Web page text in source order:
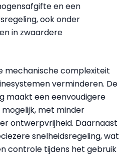
en een
ook onder
in zwaardere
mechanische complexiteit
verminderen. De
maakt een eenvoudigere
met minder
ontwerpvrijheid. Daarnaast
snelheidsregeling, wat
controle tijdens het gebruik